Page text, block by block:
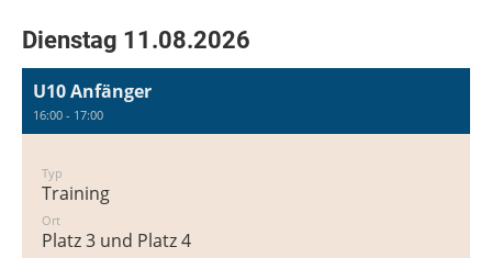
Dienstag 11.08.2026
U10 Anfänger
16:00 - 17:00
Typ
Training
Ort
Platz 3 und Platz 4